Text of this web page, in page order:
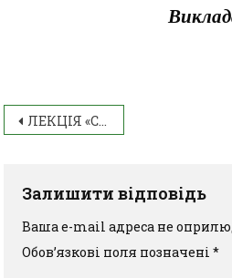
ЛЕКЦІЯ «СТОП БУЛІНГ»
Залишити відповідь
Ваша e-mail адреса не
Обов’язкові поля позначені*